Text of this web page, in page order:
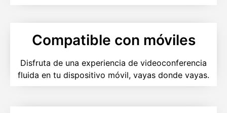
Compatible con móviles
Disfruta de una experiencia de videoconferencia
fluida en tu dispositivo móvil, vayas donde vayas.